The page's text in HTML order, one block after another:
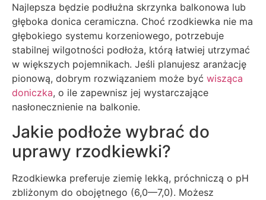
Najlepsza będzie podłużna skrzynka balkonowa lub
głęboka donica ceramiczna. Choć rzodkiewka nie ma
głębokiego systemu korzeniowego, potrzebuje
stabilnej wilgotności podłoża, którą łatwiej utrzymać
w większych pojemnikach. Jeśli planujesz aranżację
pionową, dobrym rozwiązaniem może być wisząca
doniczka, o ile zapewnisz jej wystarczające
nasłonecznienie na balkonie.
Jakie podłoże wybrać do
uprawy rzodkiewki?
Rzodkiewka preferuje ziemię lekką, próchniczą o pH
zbliżonym do obojętnego (6,0—7,0). Możesz